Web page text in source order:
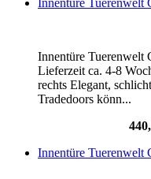
Innentüre Tuerenwelt
Innentüre Tuerenwelt
Lieferzeit ca. 4-8
rechts Elegant,
Tradedoors könn...
Innentüre Tuerenwelt